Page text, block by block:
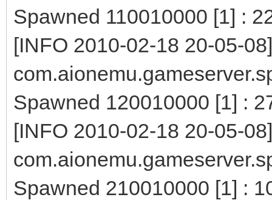
Spawned 110010000 [1] :
[INFO 2010-02-18 20-05-08]
Spawned 120010000 [1] :
[INFO 2010-02-18 20-05-08]
Spawned 210010000 [1] :